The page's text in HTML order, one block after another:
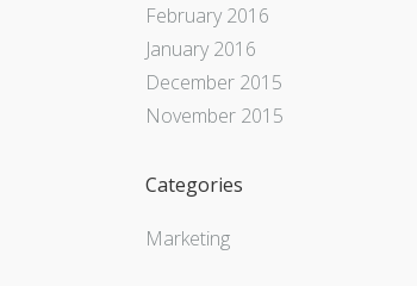
February 2016
January 2016
December 2015
November 2015
Categories
Marketing